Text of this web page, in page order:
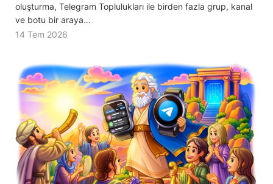
oluşturma, Telegram Toplulukları ile birden fazla grup, kanal
ve botu bir araya…
14 Tem 2026